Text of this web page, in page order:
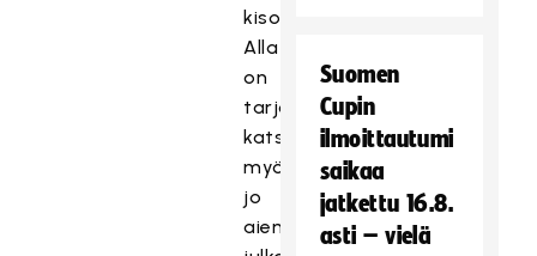
kisoissa.
Alla
on
tarjolla
katseluun
myös
jo
aiemmin
T
ä
m
T
Suomen
Cupin
ilmoittautumi
saikaa
jatkettu 16.8.
asti – vielä